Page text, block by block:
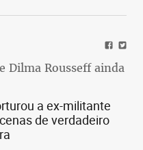
Dilma Rousseff ainda
a ex-militante
de verdadeiro